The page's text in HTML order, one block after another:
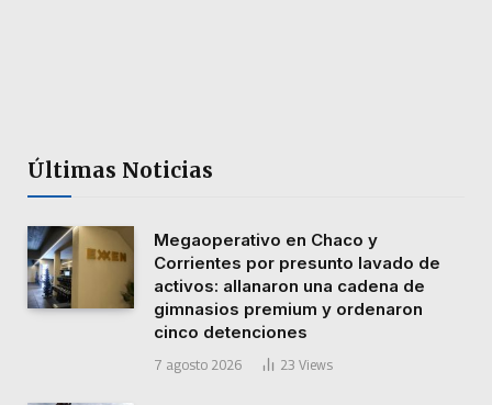
Últimas Noticias
Megaoperativo en Chaco y
Corrientes por presunto lavado de
activos: allanaron una cadena de
gimnasios premium y ordenaron
cinco detenciones
7 agosto 2026 23 Views